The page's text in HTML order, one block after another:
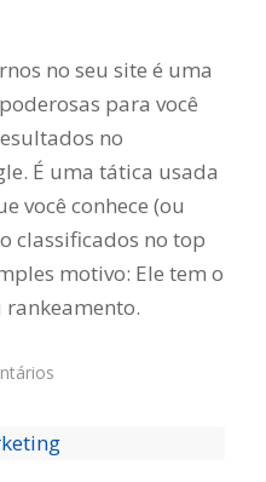
no seu site é uma
para você
no
É uma tática usada
você conhece (ou
classificados no top
motivo: Ele tem o